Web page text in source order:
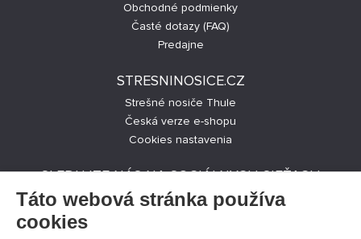
Obchodné podmienky
Časté dotazy (FAQ)
Predajne
STRESNINOSICE.CZ
Strešné nosiče Thule
Česká verze e-shopu
Cookies nastavenia
SLEDUJTE NÁS NA SOCIÁLNYCH SIEŤACH
Táto webová stránka používa
cookies